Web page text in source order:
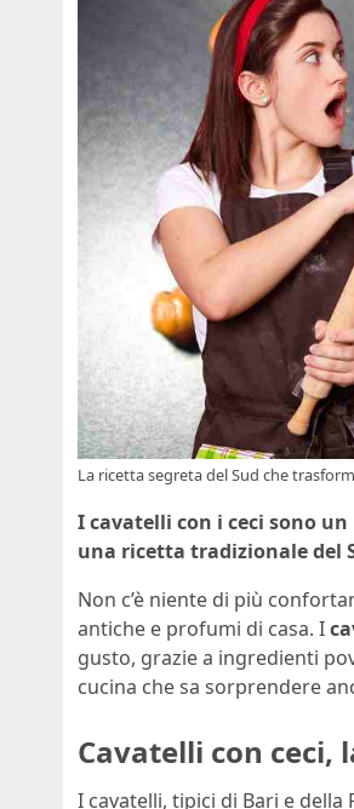
La ricetta segreta del Sud che
I cavatelli con i ceci sono
una ricetta tradizionale del
Non c’è niente di più
antiche e profumi di casa. I
gusto, grazie a ingredienti
cucina che sa sorprendere
Cavatelli con ceci,
I cavatelli, tipici di Bari e